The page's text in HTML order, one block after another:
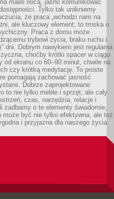
maile nocą, jasno komunikować
Tylko tak unikniemy
że praca „wchodzi nam na
ale kluczowy element, to troska o
Praca z domu może
trybowi życia, braku ruchu i
dni. Dobrym nawykiem jest regularna
choćby krótki spacer w ciągu
od ekranu co 60–90 minut, chwile na
czy krótką medytację. To proste
pomagają zachować jasność
Dobrze zaprojektowane
to nie tylko meble i sprzęt, ale cały
czas, narzędzia, relacje i
zadbamy o te elementy świadomie,
może być nie tylko efektywna, ale też
i przyjazna dla naszego życia.